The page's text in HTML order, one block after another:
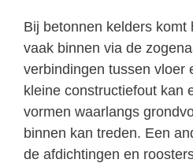
Bij betonnen kelders komt
vaak binnen via de
verbindingen tussen vloer
kleine constructiefout kan
vormen waarlangs
binnen kan treden. Een
de afdichtingen en